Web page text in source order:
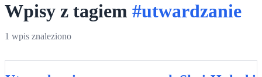
Wpisy z tagiem #utwardzanie
1 wpis znaleziono